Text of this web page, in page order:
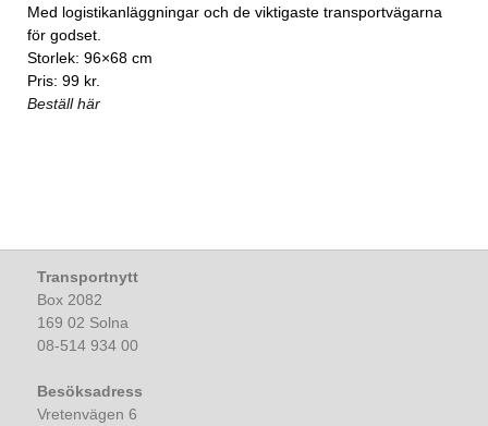
Med logistikanläggningar och de viktigaste transportvägarna
för godset.
Storlek: 96×68 cm
Pris: 99 kr.
Beställ här
Transportnytt
Box 2082
169 02 Solna
08-514 934 00
Besöksadress
Vretenvägen 6